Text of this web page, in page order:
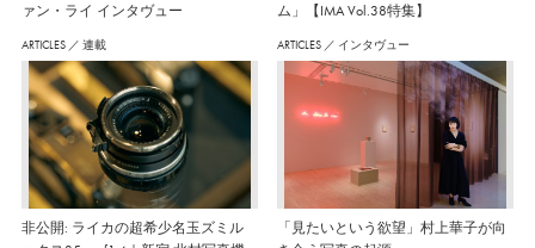
ァン・ライ インタヴュー
ム」【IMA Vol.38特集】
ARTICLES ／ 連載
非公開: ライカの超希少名玉ズミル
ARTICLES ／ インタヴュー
「見たいという欲望」村上華子が向